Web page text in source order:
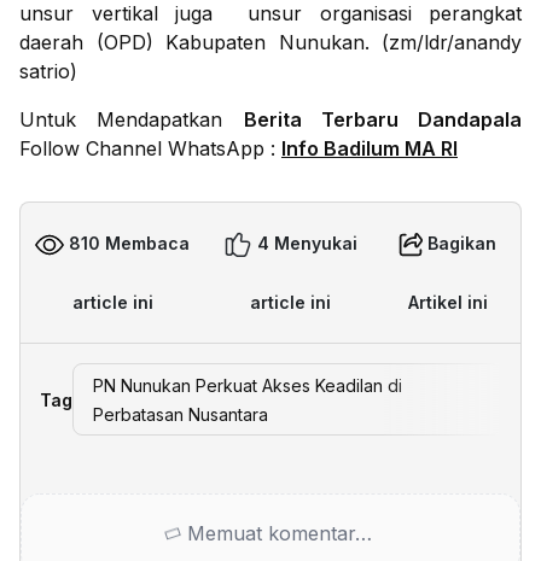
unsur vertikal juga unsur organisasi perangkat
daerah (OPD) Kabupaten Nunukan. (zm/ldr/anandy
satrio)
Untuk Mendapatkan Berita Terbaru Dandapala
Follow Channel WhatsApp : Info Badilum MA RI
810 Membaca
article ini
4 Menyukai
article ini
Bagikan
Artikel ini
Tag
PN Nunukan Perkuat Akses Keadilan di
Perbatasan Nusantara
Memuat komentar…